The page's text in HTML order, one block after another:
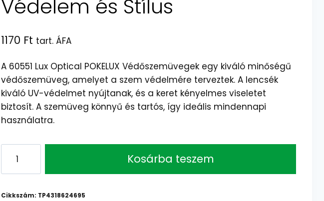
Védelem és Stílus
1170 Ft tart. ÁFA
A 60551 Lux Optical POKELUX Védőszemüvegek egy kiváló minőségű
védőszemüveg, amelyet a szem védelmére terveztek. A lencsék
kiváló UV-védelmet nyújtanak, és a keret kényelmes viseletet
biztosít. A szemüveg könnyű és tartós, így ideális mindennapi
használatra.
Védőszemüveg
-
60551
Kosárba teszem
Cikkszám: TP4318624695